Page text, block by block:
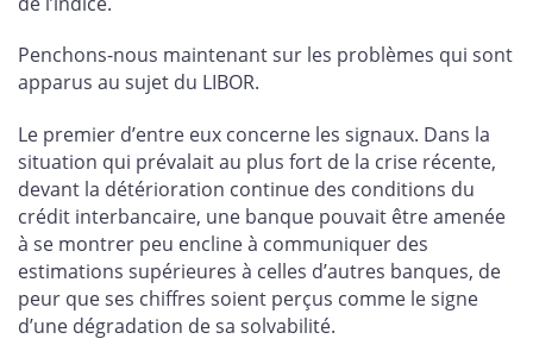
Penchons-nous maintenant sur les problèmes qui sont
apparus au sujet du LIBOR.
Le premier d’entre eux concerne les signaux. Dans la
situation qui prévalait au plus fort de la crise récente,
devant la détérioration continue des conditions du
crédit interbancaire, une banque pouvait être amenée
à se montrer peu encline à communiquer des
estimations supérieures à celles d’autres banques, de
peur que ses chiffres soient perçus comme le signe
d’une dégradation de sa solvabilité.